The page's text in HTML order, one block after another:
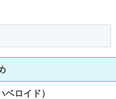
ロイド）